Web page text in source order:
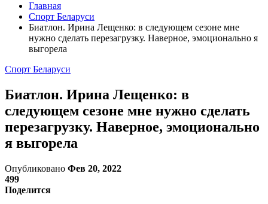
Главная
Спорт Беларуси
Биатлон. Ирина Лещенко: в следующем сезоне мне
нужно сделать перезагрузку. Наверное, эмоционально я
выгорела
Спорт Беларуси
Биатлон. Ирина Лещенко: в
следующем сезоне мне нужно сделать
перезагрузку. Наверное, эмоционально
я выгорела
Опубликовано Фев 20, 2022
499
Поделится